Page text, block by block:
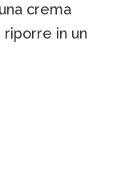
crema
in un